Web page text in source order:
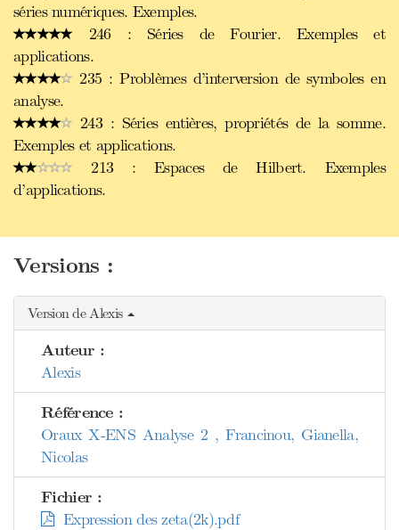
séries numériques. Exemples.
246 : Séries de Fourier. Exemples et
applications.
235 : Problèmes d’interversion de symboles en
analyse.
243 : Séries entières, propriétés de la somme.
Exemples et applications.
213 : Espaces de Hilbert. Exemples
d’applications.
Versions :
Version de Alexis
Auteur :
Alexis
Référence :
Oraux X-ENS Analyse 2 , Francinou, Gianella,
Nicolas
Fichier :
Expression des zeta(2k).pdf